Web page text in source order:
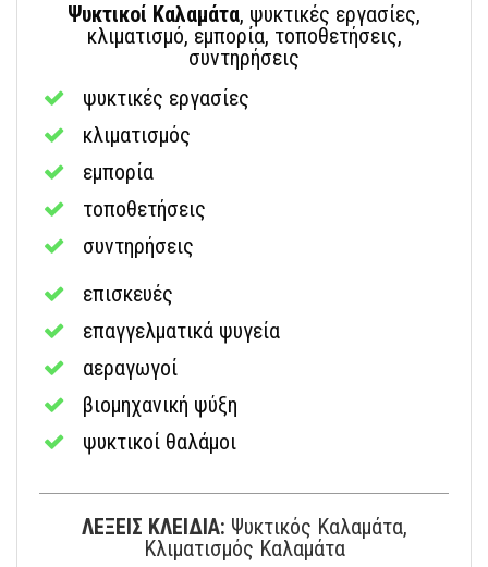
Ψυκτικοί Καλαμάτα, ψυκτικές εργασίες,
κλιματισμό, εμπορία, τοποθετήσεις,
συντηρήσεις
ψυκτικές εργασίες
κλιματισμός
εμπορία
τοποθετήσεις
συντηρήσεις
επισκευές
επαγγελματικά ψυγεία
αεραγωγοί
βιομηχανική ψύξη
ψυκτικοί θαλάμοι
ΛΕΞΕΙΣ ΚΛΕΙΔΙΑ: Ψυκτικός Καλαμάτα,
Κλιματισμός Καλαμάτα